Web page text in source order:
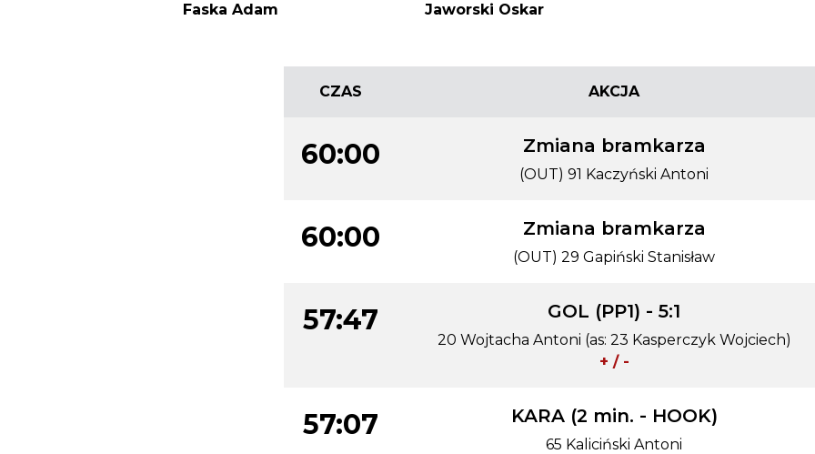
Faska Adam
Jaworski Oskar
CZAS AKCJA
60:00 Zmiana bramkarza
(OUT) 91 Kaczyński Antoni
60:00 Zmiana bramkarza
(OUT) 29 Gapiński Stanisław
57:47 GOL (PP1) - 5:1
20 Wojtacha Antoni (as: 23 Kasperczyk Wojciech)
+ / -
57:07 KARA (2 min. - HOOK)
65 Kaliciński Antoni